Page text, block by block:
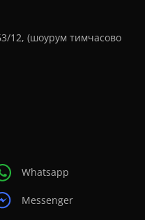
12, (шоурум тимчасово
Whatsapp
Messenger